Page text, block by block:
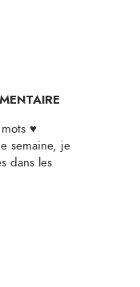
♥
semaine, je
dans les